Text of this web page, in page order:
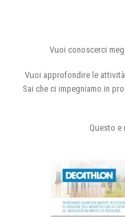
Vuoi conoscerci
Vuoi approfondire le
Sai che ci impegniamo in
Questo e